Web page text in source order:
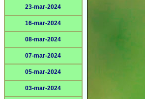
23-mar-2024
16-mar-2024
08-mar-2024
07-mar-2024
05-mar-2024
03-mar-2024